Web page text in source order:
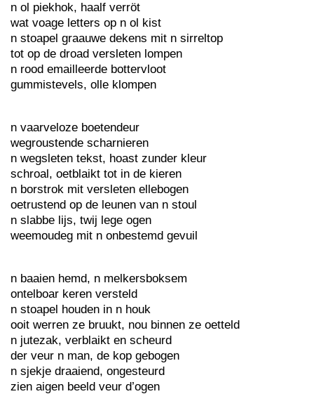
n ol piekhok, haalf verröt
wat voage letters op n ol kist
n stoapel graauwe dekens mit n sirreltop
tot op de droad versleten lompen
n rood emailleerde bottervloot
gummistevels, olle klompen
n vaarveloze boetendeur
wegroustende scharnieren
n wegsleten tekst, hoast zunder kleur
schroal, oetblaikt tot in de kieren
n borstrok mit versleten ellebogen
oetrustend op de leunen van n stoul
n slabbe lijs, twij lege ogen
weemoudeg mit n onbestemd gevuil
n baaien hemd, n melkersboksem
ontelboar keren versteld
n stoapel houden in n houk
ooit werren ze bruukt, nou binnen ze oetteld
n jutezak, verblaikt en scheurd
der veur n man, de kop gebogen
n sjekje draaiend, ongesteurd
zien aigen beeld veur d’ogen